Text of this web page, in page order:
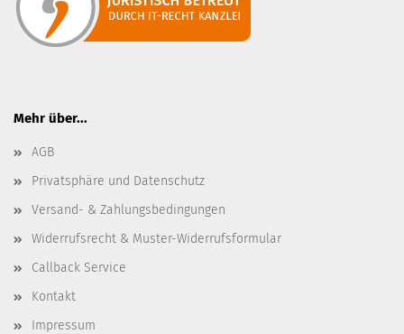
Mehr über...
AGB
Privatsphäre und Datenschutz
Versand- & Zahlungsbedingungen
Widerrufsrecht & Muster-Widerrufsformular
Callback Service
Kontakt
Impressum